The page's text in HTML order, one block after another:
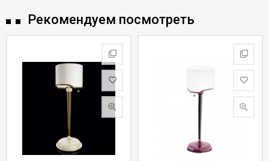
Рекомендуем посмотреть